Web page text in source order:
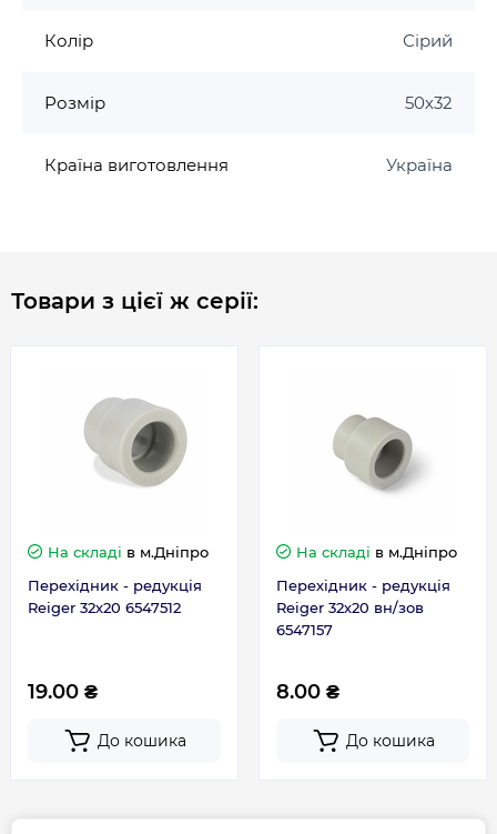
Колір Сірий
Розмір 50х32
Країна виготовлення Україна
Товари з цієї ж серії:
На складі в м.Дніпро
Перехідник - редукція
Reiger 32х20 6547512
19.00 ₴
До кошика
На складі в м.Дніпро
Перехідник - редукція
Reiger 32х20 вн/зов
6547157
8.00 ₴
До кошика